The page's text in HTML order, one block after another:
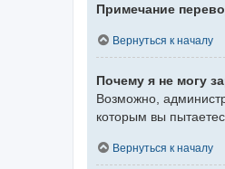
Примечание
Вернуться к началу
Почему я не могу
Возможно,
которым вы
Вернуться к началу